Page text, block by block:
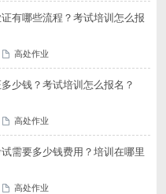
有哪些流程？考试培训怎么报
高处作业
少钱？考试培训怎么报名？
高处作业
需要多少钱费用？培训在哪里
高处作业